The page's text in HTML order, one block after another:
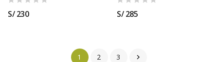
S/ 230 S/ 285
1 2 3 